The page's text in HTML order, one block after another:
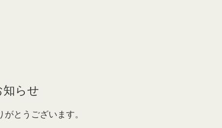
らせ
とうございます。